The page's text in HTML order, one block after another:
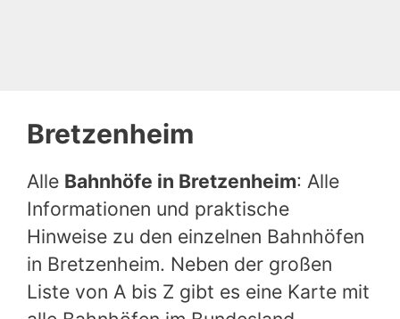
Bretzenheim
Alle Bahnhöfe in Bretzenheim: Alle
Informationen und praktische
Hinweise zu den einzelnen Bahnhöfen
in Bretzenheim. Neben der großen
Liste von A bis Z gibt es eine Karte mit